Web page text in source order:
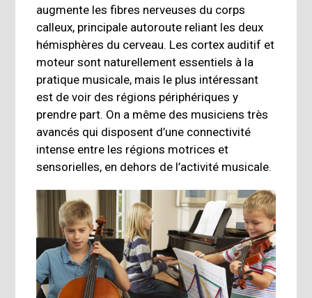
augmente les fibres nerveuses du corps
calleux, principale autoroute reliant les deux
hémisphères du cerveau. Les cortex auditif et
moteur sont naturellement essentiels à la
pratique musicale, mais le plus intéressant
est de voir des régions périphériques y
prendre part. On a même des musiciens très
avancés qui disposent d’une connectivité
intense entre les régions motrices et
sensorielles, en dehors de l’activité musicale.